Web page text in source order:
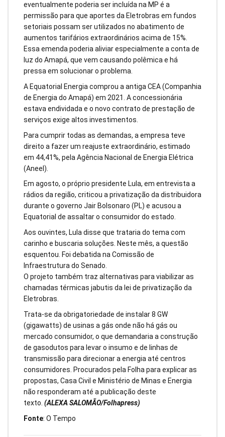
eventualmente poderia ser incluída na MP é a
permissão para que aportes da Eletrobras em fundos
setoriais possam ser utilizados no abatimento de
aumentos tarifários extraordinários acima de 15%.
Essa emenda poderia aliviar especialmente a conta de
luz do Amapá, que vem causando polêmica e há
pressa em solucionar o problema.
A Equatorial Energia comprou a antiga CEA (Companhia
de Energia do Amapá) em 2021. A concessionária
estava endividada e o novo contrato de prestação de
serviços exige altos investimentos.
Para cumprir todas as demandas, a empresa teve
direito a fazer um reajuste extraordinário, estimado
em 44,41%, pela Agência Nacional de Energia Elétrica
(Aneel).
Em agosto, o próprio presidente Lula, em entrevista a
rádios da região, criticou a privatização da distribuidora
durante o governo Jair Bolsonaro (PL) e acusou a
Equatorial de assaltar o consumidor do estado.
Aos ouvintes, Lula disse que trataria do tema com
carinho e buscaria soluções. Neste mês, a questão
esquentou. Foi debatida na Comissão de
Infraestrutura do Senado.
O projeto também traz alternativas para viabilizar as
chamadas térmicas jabutis da lei de privatização da
Eletrobras.
Trata-se da obrigatoriedade de instalar 8 GW
(gigawatts) de usinas a gás onde não há gás ou
mercado consumidor, o que demandaria a construção
de gasodutos para levar o insumo e de linhas de
transmissão para direcionar a energia até centros
consumidores. Procurados pela Folha para explicar as
propostas, Casa Civil e Ministério de Minas e Energia
não responderam até a publicação deste
texto. (ALEXA SALOMÃO/Folhapress)
Fonte: O Tempo